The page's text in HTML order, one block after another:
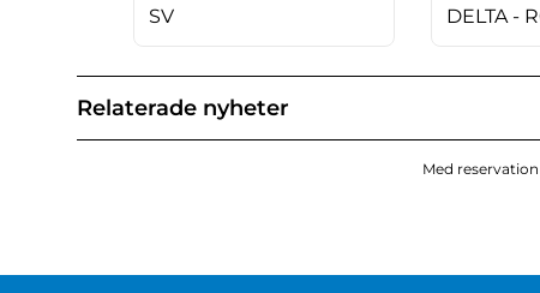
SV
DELTA -
Relaterade nyheter
Med